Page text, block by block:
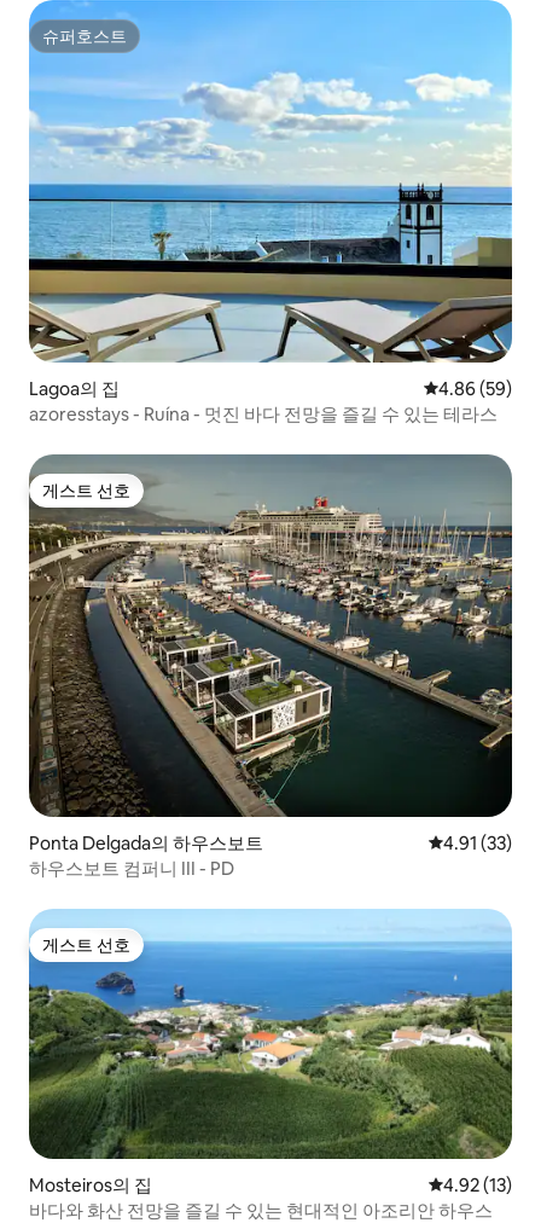
슈퍼호스트
슈퍼호스트
Lagoa의 집 평점 4.86점(5
4.86 (59)
azoresstays - Ruína - 멋진 바다 전망을 즐길 수 있는 테라스
게스트 선호
게스트 선호
Ponta Delgada의 하우스보트 평점 4.91점
4.91 (33)
하우스보트 컴퍼니 III - PD
게스트 선호
게스트 선호
Mosteiros의 집 평점 4.92점
4.92 (13)
바다와 화산 전망을 즐길 수 있는 현대적인 아조리안 하우스